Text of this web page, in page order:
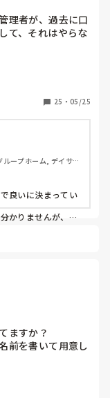
理者が、過去に口
て、それはやらな
て自宅でそんなこ
はどう思われます
25 ・ 05/25
ープホーム, デイサー
良いに決まってい
かりませんが、他
低下を促す、とあ
ませんよね、、
ますか？
前を書いて用意し
拭をしたあと、、
なのかと思って疑